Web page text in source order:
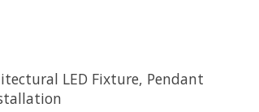
LED Fixture, Pendant